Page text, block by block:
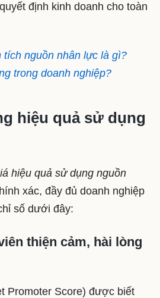
định kinh doanh cho toàn
tích nguồn nhân lực là gì?
trong doanh nghiệp?
hiệu quả sử dụng
hiệu quả sử dụng nguồn
xác, đầy đủ doanh nghiệp
số dưới đây:
thiện cảm, hài lòng
Promoter Score) được biết